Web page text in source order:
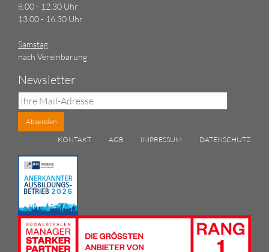
8.00 - 12.30 Uhr
13.00 - 16.30 Uhr
Samstag
nach Vereinbarung
Newsletter
Absenden
KONTAKT
AGB IMPRESSUM DATENSCHUTZ